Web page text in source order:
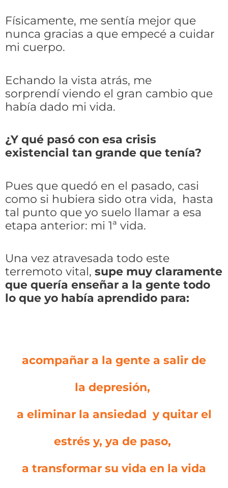
Físicamente, me sentía mejor que
nunca gracias a que empecé a cuidar
mi cuerpo.
Echando la vista atrás, me
sorprendí viendo el gran cambio que
había dado mi vida.
¿Y qué pasó con esa crisis
existencial tan grande que tenía?
Pues que quedó en el pasado, casi
como si hubiera sido otra vida, hasta
tal punto que yo suelo llamar a esa
etapa anterior: mi 1ª vida.
Una vez atravesada todo este
terremoto vital, supe muy claramente
que quería enseñar a la gente todo
lo que yo había aprendido para:
acompañar a la gente a salir de
la depresión,
a eliminar la ansiedad y quitar el
estrés y, ya de paso,
a transformar su vida en la vida